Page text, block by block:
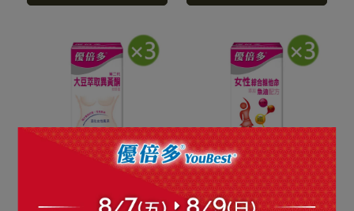
優倍多大豆萃取異黃酮軟
NT$3,597
優倍多女性綜合維他命軟
膠囊魚油配方 (60粒/盒) 三
入組
NT$1,169NT$1,647